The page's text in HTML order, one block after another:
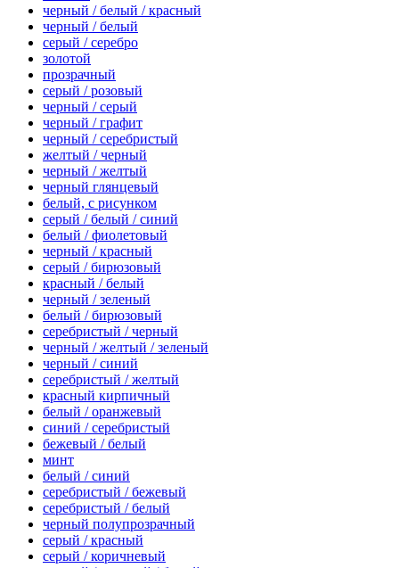
черный / белый / красный
черный / белый
серый / серебро
золотой
прозрачный
серый / розовый
черный / серый
черный / графит
черный / серебристый
желтый / черный
черный / желтый
черный глянцевый
белый, с рисунком
серый / белый / синий
белый / фиолетовый
черный / красный
серый / бирюзовый
красный / белый
черный / зеленый
белый / бирюзовый
серебристый / черный
черный / желтый / зеленый
черный / синий
серебристый / желтый
красный кирпичный
белый / оранжевый
синий / серебристый
бежевый / белый
минт
белый / синий
серебристый / бежевый
серебристый / белый
черный полупрозрачный
серый / красный
серый / коричневый